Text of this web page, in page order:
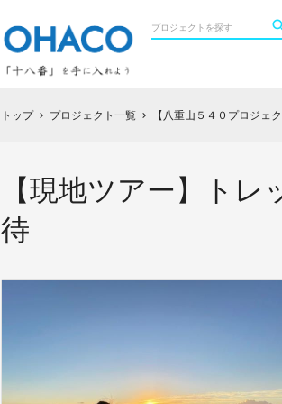
トップ chevron_right プロジェクト一覧 chevron_right 【八重山５４０プロジェ
【現地ツアー】ト
待